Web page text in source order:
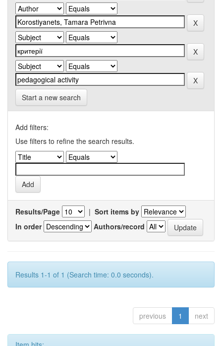
Start a new search
Add filters:
Use filters to refine the search results.
Results/Page | Sort items by
In order
Authors/record
Results 1-1 of 1 (Search time: 0.0 seconds).
previous 1 next